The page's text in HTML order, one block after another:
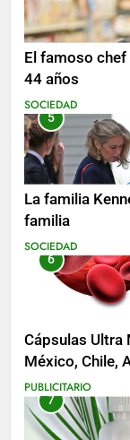
El famoso chef
44 años
SOCIEDAD
5
La familia
familia
SOCIEDAD
6
Cápsulas Ultra
México, Chile,
Costa Rica y
PUBLICITARIO
7